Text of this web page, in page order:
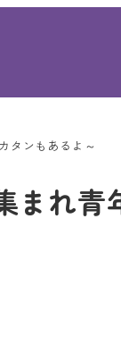
タンもあるよ～
まれ